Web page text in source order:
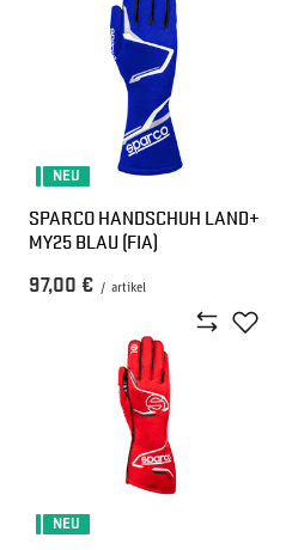
NEU
SPARCO HANDSCHUH LAND+
MY25 BLAU (FIA)
97,00 € / artikel
NEU